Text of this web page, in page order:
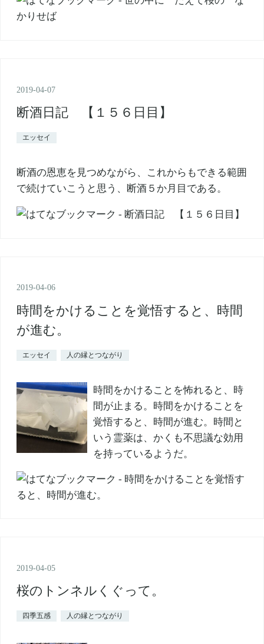
2019-04-07
断酒日記 【１５６日目】
エッセイ
断酒の恩恵を見つめながら、これからもできる範囲
で続けていこうと思う、断酒５か月目である。
2019-04-06
時間をかけることを覚悟すると、時間
が進む。
エッセイ 人の縁とつながり
時間をかけることを怖れると、時
間が止まる。時間をかけることを
覚悟すると、時間が進む。時間と
いう霊薬は、かくも不思議な効用
を持っているようだ。
2019-04-05
桜のトンネルくぐって。
四季五感 人の縁とつながり